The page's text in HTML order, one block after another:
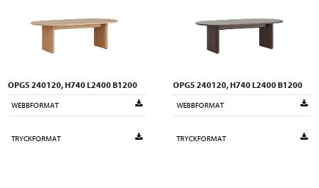
OPG5 240120, H740 L2400 B1200
WEBBFORMAT
TRYCKFORMAT
OPG5 240120, H740 L2400 B1200
WEBBFORMAT
TRYCKFORMAT